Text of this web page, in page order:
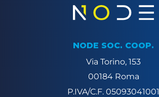
NODE SOC. COOP.
Via Torino, 153
00184 Roma
P.IVA/C.F. 05093041001